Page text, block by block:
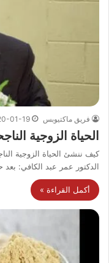
فريق ماكتيوبس 01-19
الحياة الزوجية
كيف ننشئ الحياة الزوجية
الدكتور عمر عبد الكافي:
أكمل القراءة »